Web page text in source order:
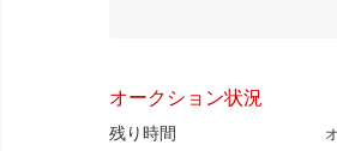
オークション状況
残り時間